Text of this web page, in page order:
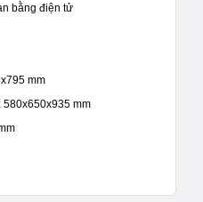
bằng điện tử
mm
mm